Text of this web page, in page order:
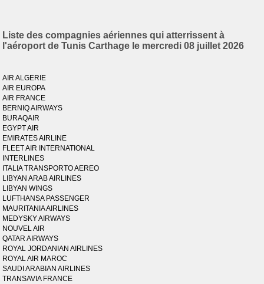
Liste des compagnies aériennes qui atterrissent à
l'aéroport de Tunis Carthage le mercredi 08 juillet 2026
AIR ALGERIE
AIR EUROPA
AIR FRANCE
BERNIQ AIRWAYS
BURAQAIR
EGYPT AIR
EMIRATES AIRLINE
FLEET AIR INTERNATIONAL
INTERLINES
ITALIA TRANSPORTO AEREO
LIBYAN ARAB AIRLINES
LIBYAN WINGS
LUFTHANSA PASSENGER
MAURITANIA AIRLINES
MEDYSKY AIRWAYS
NOUVEL AIR
QATAR AIRWAYS
ROYAL JORDANIAN AIRLINES
ROYAL AIR MAROC
SAUDI ARABIAN AIRLINES
TRANSAVIA FRANCE